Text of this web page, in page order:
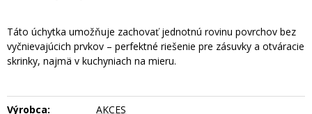
Táto úchytka umožňuje zachovať jednotnú rovinu povrchov bez
vyčnievajúcich prvkov – perfektné riešenie pre zásuvky a otváracie
skrinky, najmä v kuchyniach na mieru.
Výrobca:
AKCES